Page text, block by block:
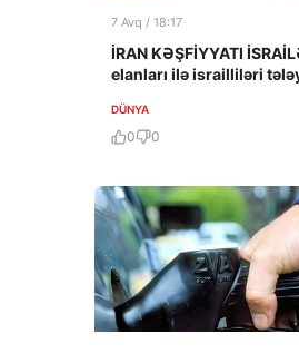
7 Avq / 18:17
İRAN KƏŞFİYYATI
elanları ilə israilliləri
DÜNYA
0 0